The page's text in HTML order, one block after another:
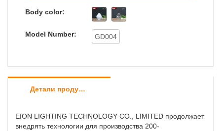
гарантировать, что 200-миллиметровые мини-
рамы для абажуров, оптовые абажуры из
материала pmma, характеристики формы
тыквы e27 соответствуют международным
Body color:
Model Number: GD004
Детали продуктов
EION LIGHTING TECHNOLOGY CO., LIMITED продолжает
внедрять технологии для производства 200-